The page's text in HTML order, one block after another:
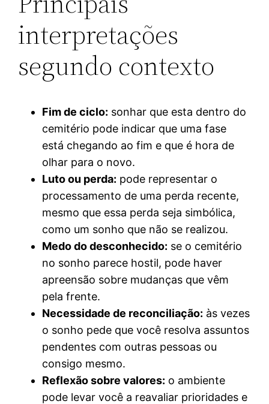
interpretações
segundo contexto
Fim de ciclo: sonhar que esta dentro do
cemitério pode indicar que uma fase
está chegando ao fim e que é hora de
olhar para o novo.
Luto ou perda: pode representar o
processamento de uma perda recente,
mesmo que essa perda seja simbólica,
como um sonho que não se realizou.
Medo do desconhecido: se o cemitério
no sonho parece hostil, pode haver
apreensão sobre mudanças que vêm
pela frente.
Necessidade de reconciliação: às vezes
o sonho pede que você resolva assuntos
pendentes com outras pessoas ou
consigo mesmo.
Reflexão sobre valores: o ambiente
pode levar você a reavaliar prioridades e